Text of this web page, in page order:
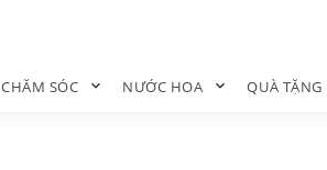
CHĂM SÓC NƯỚC HOA QUÀ TẶNG